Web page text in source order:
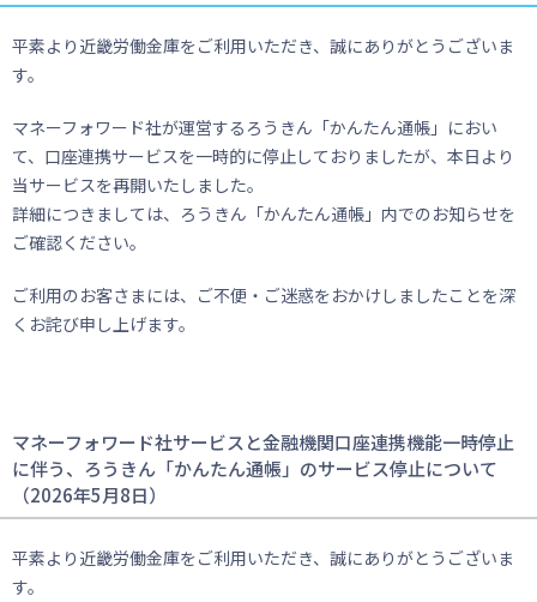
平素より近畿労働金庫をご利用いただき、誠にありがとうございま
す。
マネーフォワード社が運営するろうきん「かんたん通帳」におい
て、口座連携サービスを一時的に停止しておりましたが、本日より
当サービスを再開いたしました。
詳細につきましては、ろうきん「かんたん通帳」内でのお知らせを
ご確認ください。
ご利用のお客さまには、ご不便・ご迷惑をおかけしましたことを深
くお詫び申し上げます。
マネーフォワード社サービスと金融機関口座連携機能一時停止
に伴う、ろうきん「かんたん通帳」のサービス停止について
（2026年5月8日）
平素より近畿労働金庫をご利用いただき、誠にありがとうございま
す。